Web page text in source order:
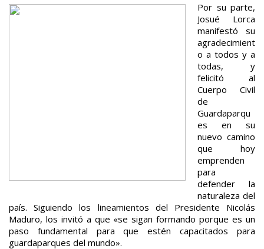
Por su parte,
Josué Lorca
manifestó su
agradecimient
o a todos y a
todas, y
felicitó al
Cuerpo Civil
de
Guardaparqu
es en su
nuevo camino
que hoy
emprenden
para
defender la
naturaleza del
país. Siguiendo los lineamientos del Presidente Nicolás
Maduro, los invitó a que «se sigan formando porque es un
paso fundamental para que estén capacitados para
guardaparques del mundo».